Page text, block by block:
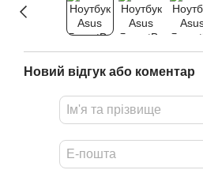
Новий відгук або коментар